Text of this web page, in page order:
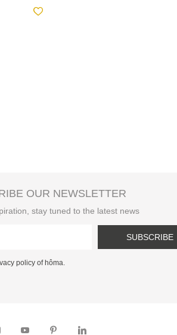
OUR NEWSLETTER
stay tuned to the latest news
SUBSCRIBE
policy of hôma.